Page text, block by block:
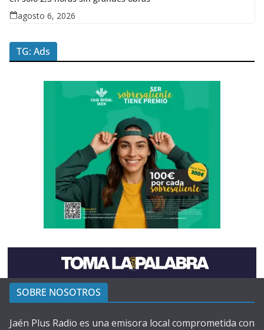
agosto 6, 2026
TG: Ads
SOBRE NOSOTROS
Jaén Plus Radio es una emisora local comprometida con